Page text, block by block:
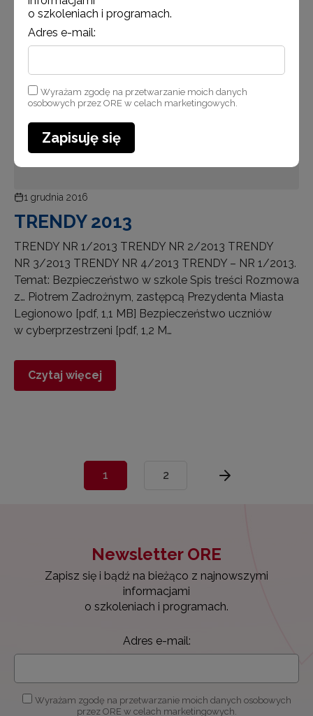
Aktualności
1 grudnia 2016
TRENDY 2013
TRENDY NR 1/2013 TRENDY NR 2/2013 TRENDY
NR 3/2013 TRENDY NR 4/2013 TRENDY – NR 1/2013.
Temat: Bezpieczeństwo w szkole Spis treści Rozmowa
z… Piotrem Zadrożnym, zastępcą Prezydenta Miasta
Legionowo [pdf, 1,1 MB] Bezpieczeństwo uczniów
w cyberprzestrzeni [pdf, 1,2 M…
Czytaj więcej
1 2
Newsletter ORE
Zapisz się i bądź na bieżąco z najnowszymi
informacjami
o szkoleniach i programach.
Adres e-mail:
Wyrażam zgodę na przetwarzanie moich danych osobowych
przez ORE w celach marketingowych.
o szkoleniach i programach.
Adres e-mail:
Wyrażam zgodę na przetwarzanie moich danych
osobowych przez ORE w celach marketingowych.
Zapisuję się